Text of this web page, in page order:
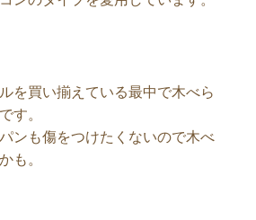
買い揃えている最中で木べら
す。
ンも傷をつけたくないので木べ
も。